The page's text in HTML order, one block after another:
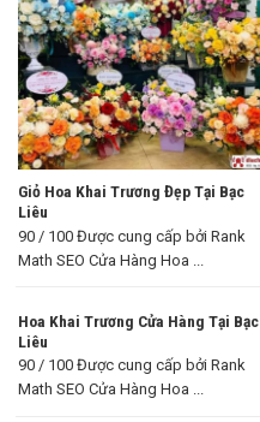
Giỏ Hoa Khai Trương Đẹp Tại Bạc
Liêu
90 / 100 Được cung cấp bởi Rank
Math SEO Cửa Hàng Hoa ...
Hoa Khai Trương Cửa Hàng Tại Bạc
Liêu
90 / 100 Được cung cấp bởi Rank
Math SEO Cửa Hàng Hoa ...